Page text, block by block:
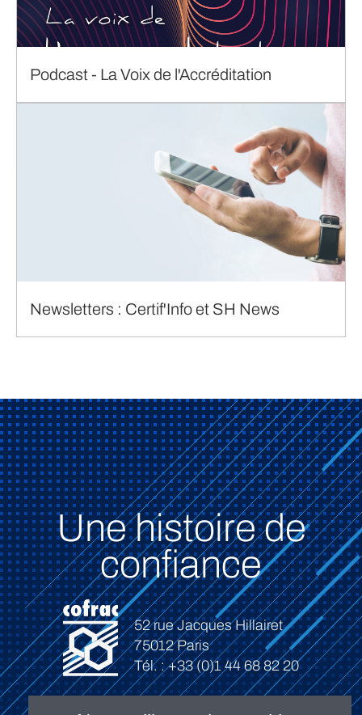
Podcast - La Voix de l'Accréditation
Newsletters : Certif'Info et SH News
Une histoire de
confiance
52 rue Jacques Hillairet
75012 Paris
Tél. : +33 (0)1 44 68 82 20